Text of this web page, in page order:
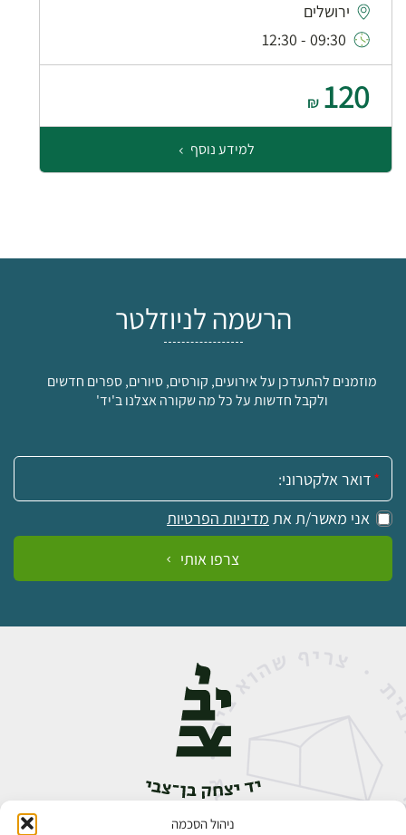
ניהול הסכמה
ירושלים
09:30 - 12:30
120
₪
למידע נוסף
הרשמה לניוזלטר
מוזמנים להתעדכן על אירועים, קורסים, סיורים, ספרים חדשים
ולקבל חדשות על כל מה שקורה אצלנו ב'יד'
אימייל:
אני מאשר/ת את מדיניות הפרטיות
צרפו אותי
אבן גבירול 14, רחביה, ירושלים